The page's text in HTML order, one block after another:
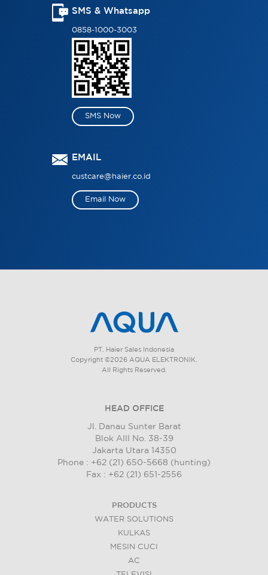
SMS & Whatsapp
0858-1000-3003
SMS Now
EMAIL
custcare@haier.co.id
Email Now
PT. Haier Sales Indonesia
Copyright ©2026 AQUA ELEKTRONIK.
All Rights Reserved.
HEAD OFFICE
Jl. Danau Sunter Barat
Blok AIII No. 38-39
Jakarta Utara 14350
Phone : +62 (21) 650-5668 (hunting)
Fax : +62 (21) 651-2556
PRODUCTS
WATER SOLUTIONS
KULKAS
MESIN CUCI
AC